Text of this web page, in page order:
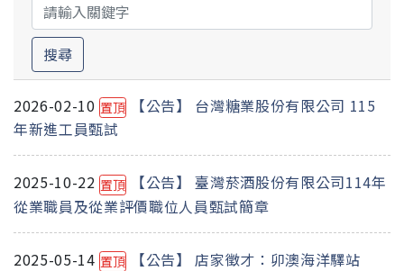
搜尋
2026-02-10置頂
【公告】 台灣糖業股份有限公司 115
年新進工員甄試
2025-10-22置頂
【公告】 臺灣菸酒股份有限公司114年
從業職員及從業評價職位人員甄試簡章
2025-05-14置頂 【公告】 店家徵才：卯澳海洋驛站